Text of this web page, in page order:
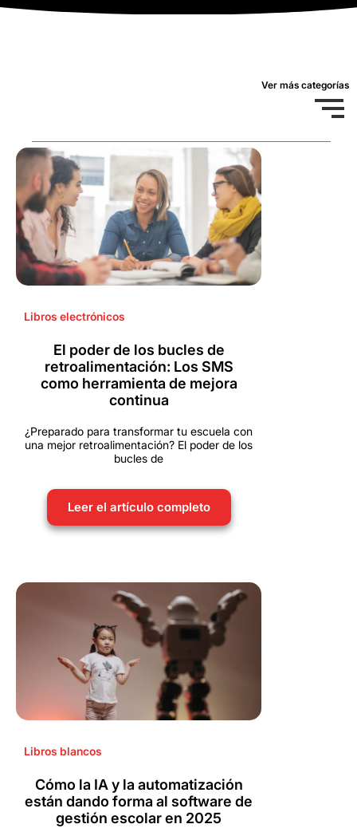
Ver más categorías
Libros electrónicos
El poder de los bucles de
retroalimentación: Los SMS
como herramienta de mejora
continua
¿Preparado para transformar tu escuela con
una mejor retroalimentación? El poder de los
bucles de
Leer el artículo completo
Libros blancos
Cómo la IA y la automatización
están dando forma al software de
gestión escolar en 2025